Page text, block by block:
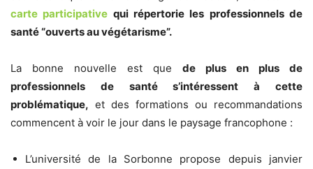
carte participative qui répertorie les professionnels de
santé “ouverts au végétarisme”.
La bonne nouvelle est que de plus en plus de
professionnels de santé s’intéressent à cette
problématique, et des formations ou recommandations
commencent à voir le jour dans le paysage francophone :
L’université de la Sorbonne propose depuis janvier